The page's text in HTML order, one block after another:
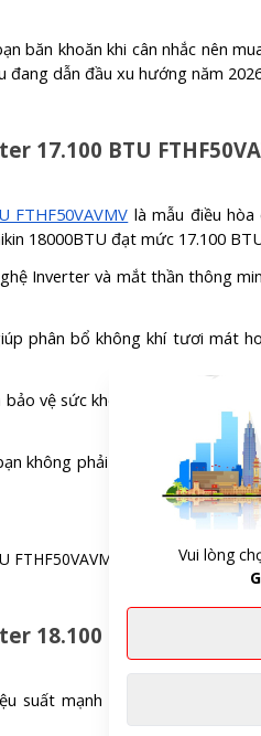
băn khoăn khi cân nhắc nên
đang dẫn đầu xu hướng năm
17.100 BTU
FTHF50VAVMV là mẫu điều
18000BTU đạt mức 17.100
Inverter và mắt thần thông
phân bổ không khí tươi mát
bảo vệ sức khỏe người dùng
không phải mất thời gian cài
18.100 BTU
suất mạnh mẽ hơn cho không
Vui lòng